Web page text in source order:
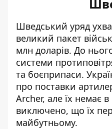
Шведський уряд
великий пакет
млн доларів. До
системи
та боєприпаси.
про поставки
Archer, але їх немає
виключено, що їх
майбутньому.